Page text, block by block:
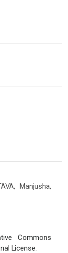
Manjusha,
Commons
License